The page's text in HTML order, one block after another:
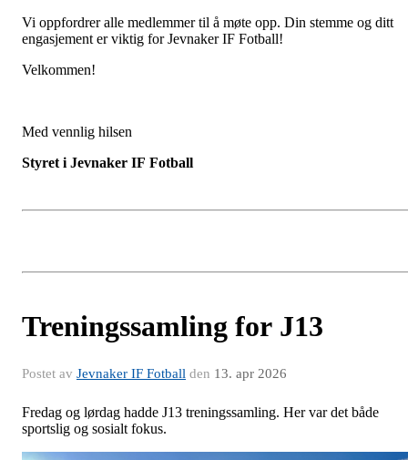
Vi oppfordrer alle medlemmer til å møte opp. Din stemme og ditt
engasjement er viktig for Jevnaker IF Fotball!
Velkommen!
Med vennlig hilsen
Styret i Jevnaker IF Fotball
Treningssamling for J13
Postet av Jevnaker IF Fotball den 13. apr 2026
Fredag og lørdag hadde J13 treningssamling. Her var det både
sportslig og sosialt fokus.